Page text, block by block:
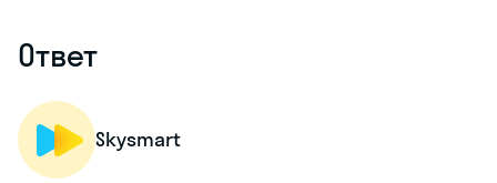
Ответ
Skysmart